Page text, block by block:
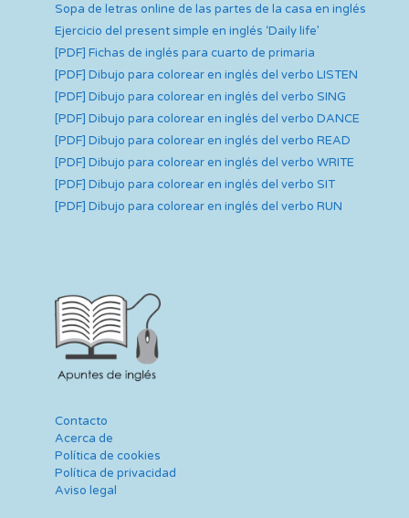
Sopa de letras online de las partes de la casa en inglés
Ejercicio del present simple en inglés ‘Daily life’
[PDF] Fichas de inglés para cuarto de primaria
[PDF] Dibujo para colorear en inglés del verbo LISTEN
[PDF] Dibujo para colorear en inglés del verbo SING
[PDF] Dibujo para colorear en inglés del verbo DANCE
[PDF] Dibujo para colorear en inglés del verbo READ
[PDF] Dibujo para colorear en inglés del verbo WRITE
[PDF] Dibujo para colorear en inglés del verbo SIT
[PDF] Dibujo para colorear en inglés del verbo RUN
Contacto
Acerca de
Política de cookies
Política de privacidad
Aviso legal